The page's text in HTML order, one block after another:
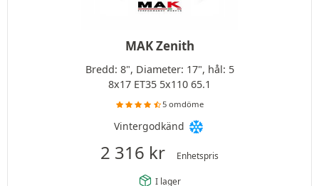
MAK Zenith
Bredd: 8", Diameter: 17", hål: 5
8x17 ET35 5x110 65.1
5 omdöme
Vintergodkänd
2 316 kr Enhetspris
I lager